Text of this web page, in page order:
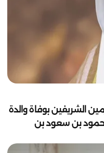
الشريفين بوفاة والدة
حمود بن سعود بن